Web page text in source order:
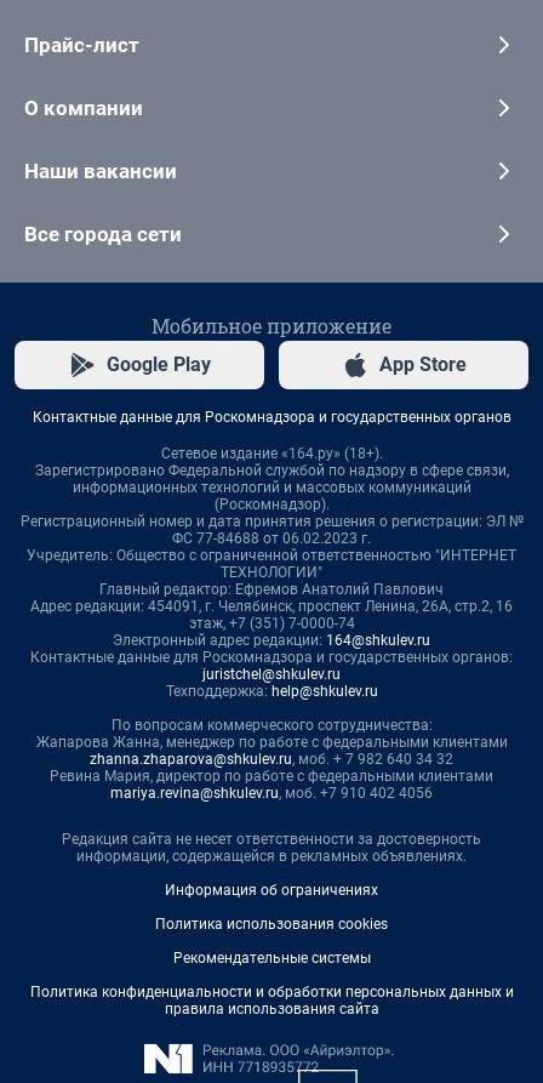
Прайс-лист
О компании
Наши вакансии
Все города сети
Мобильное приложение
Google Play App Store
Контактные данные для Роскомнадзора и государственных органов
Сетевое издание «164.ру» (18+).
Зарегистрировано Федеральной службой по надзору в сфере связи,
информационных технологий и массовых коммуникаций
(Роскомнадзор).
Регистрационный номер и дата принятия решения о регистрации: ЭЛ №
ФС 77-84688 от 06.02.2023 г.
Учредитель: Общество с ограниченной ответственностью "ИНТЕРНЕТ
ТЕХНОЛОГИИ"
Главный редактор: Ефремов Анатолий Павлович
Адрес редакции: 454091, г. Челябинск, проспект Ленина, 26А, стр.2, 16
этаж, +7 (351) 7-0000-74
Электронный адрес редакции: 164@shkulev.ru
Контактные данные для Роскомнадзора и государственных органов:
juristchel@shkulev.ru
Техподдержка: help@shkulev.ru
По вопросам коммерческого сотрудничества:
Жапарова Жанна, менеджер по работе с федеральными клиентами
zhanna.zhaparova@shkulev.ru, моб. + 7 982 640 34 32
Ревина Мария, директор по работе с федеральными клиентами
mariya.revina@shkulev.ru, моб. +7 910 402 4056
Редакция сайта не несет ответственности за достоверность
информации, содержащейся в рекламных объявлениях.
Информация об ограничениях
Политика использования cookies
Рекомендательные системы
Политика конфиденциальности и обработки персональных данных и
правила использования сайта